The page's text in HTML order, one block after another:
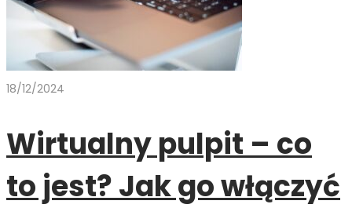
18/12/2024
Wirtualny pulpit – co
to jest? Jak go włączyć